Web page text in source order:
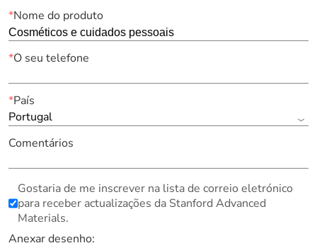
*Nome do produto
*O seu telefone
*País
Portugal
Comentários
Gostaria de me inscrever na lista de correio eletrónico
para receber actualizações da Stanford Advanced
Materials.
Anexar desenho: